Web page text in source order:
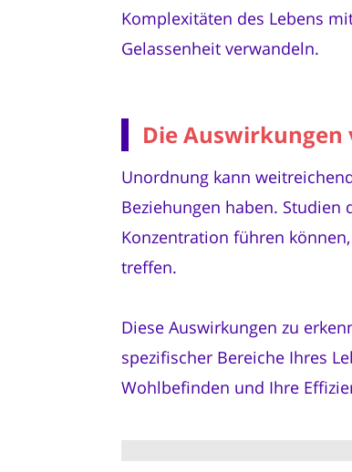
Komplexitäten des Lebens
Gelassenheit verwandeln.
Die
Unordnung kann
Beziehungen haben.
Konzentration führen
treffen.
Diese Auswirkungen zu
spezifischer Bereiche Ihres
Wohlbefinden und Ihre